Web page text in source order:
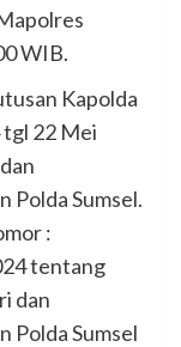
WIB.
Kapolda
22 Mei
Polda Sumsel.
:
tentang
dan
Polda Sumsel